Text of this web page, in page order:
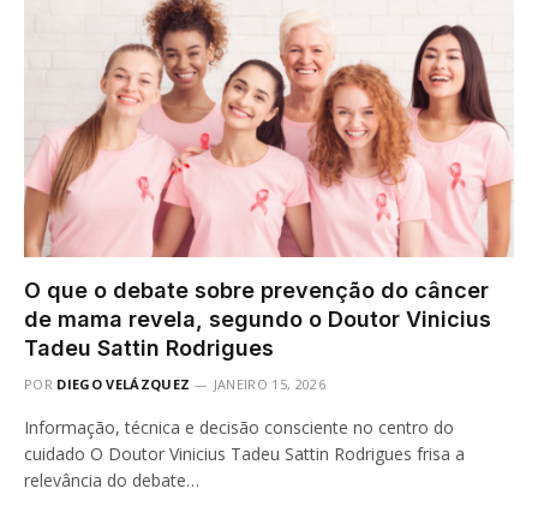
O que o debate sobre prevenção do câncer
de mama revela, segundo o Doutor Vinicius
Tadeu Sattin Rodrigues
POR DIEGO VELÁZQUEZ JANEIRO 15, 2026
Informação, técnica e decisão consciente no centro do
cuidado O Doutor Vinicius Tadeu Sattin Rodrigues frisa a
relevância do debate…